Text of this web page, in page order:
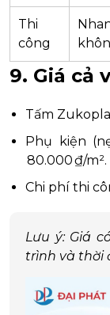
Thi
công
9. Giá cả
Tấm
Phụ kiện
80.000 ₫/m².
Chi phí thi
Lưu ý: Giá
trình và thời